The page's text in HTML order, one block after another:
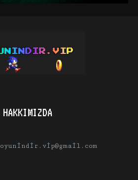
HAKKIMIZDA
oyunindir.vip@gmail.com